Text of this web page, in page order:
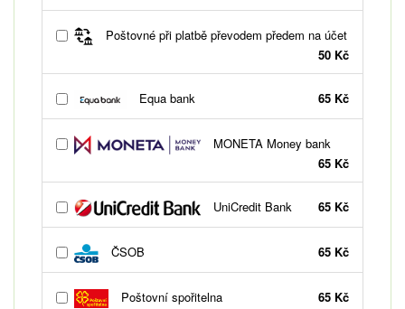
Poštovné při platbě převodem předem na účet
50 Kč
Equa bank 65 Kč
MONETA Money bank
65 Kč
UniCredit Bank 65 Kč
ČSOB 65 Kč
Poštovní spořitelna 65 Kč